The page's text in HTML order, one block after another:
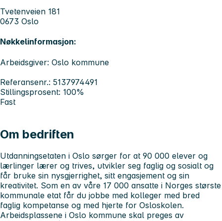
Tvetenveien 181
0673 Oslo
Nøkkelinformasjon:
Arbeidsgiver: Oslo kommune
Referansenr.: 5137974491
Stillingsprosent: 100%
Fast
Om bedriften
Utdanningsetaten i Oslo sørger for at 90 000 elever og
lærlinger lærer og trives, utvikler seg faglig og sosialt og
får bruke sin nysgjerrighet, sitt engasjement og sin
kreativitet. Som en av våre 17 000 ansatte i Norges største
kommunale etat får du jobbe med kolleger med bred
faglig kompetanse og med hjerte for Osloskolen.
Arbeidsplassene i Oslo kommune skal preges av